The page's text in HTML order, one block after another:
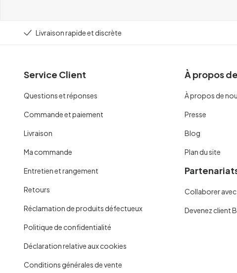
Livraison rapide et discrète
Service Client
Questions et réponses
Commande et paiement
Livraison
Ma commande
Entretien et rangement
Retours
Réclamation de produits défectueux
Politique de confidentialité
Déclaration relative aux cookies
Conditions générales de vente
À propos
À propos de
Presse
Blog
Plan du site
Collaborer
Devenez client